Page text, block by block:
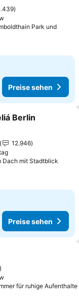
Park und
Preise sehen
hinzufügen
Berlin
12.946
Dach mit Stadtblick
Preise sehen
hinzufügen
für ruhige Aufenthalte